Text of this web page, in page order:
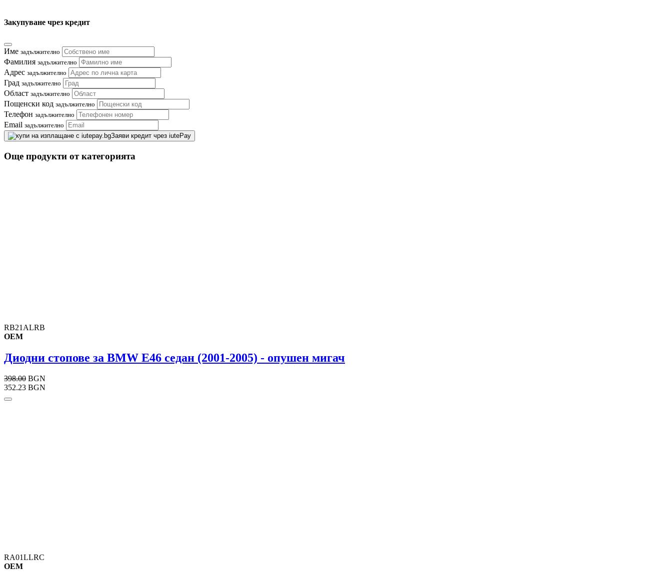
Закупуване чрез кредит
Име задължително
Фамилия задължително
Адрес задължително
Град задължително
Област задължително
Пощенски код задължително
Телефон задължително
Email задължително
Заяви кредит чрез iutePay
Още продукти от категорията
RB21ALRB
OEM
Диодни стопове за BMW E46 седан (2001-2005) - опушен мигач
398.00 BGN
352.23 BGN
RA01LLRC
OEM